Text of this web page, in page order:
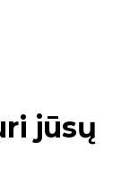
jūsų